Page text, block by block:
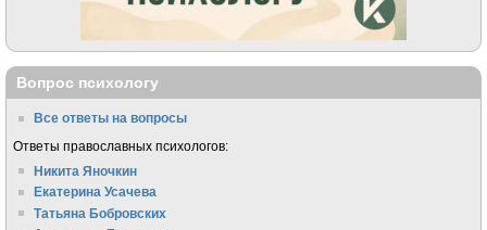
Вопрос психологу
Все ответы на вопросы
Ответы православных психологов:
Никита Яночкин
Екатерина Усачева
Татьяна Бобровских